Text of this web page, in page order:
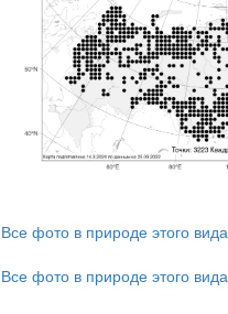
Все фото в природе этого вида
Все фото в природе этого вида